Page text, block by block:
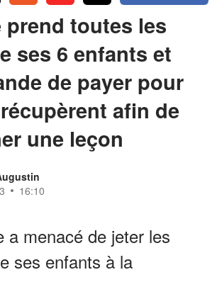
prend toutes les
ses 6 enfants et
de payer pour
afin de
une leçon
16:10
a menacé de jeter les
ses enfants à la